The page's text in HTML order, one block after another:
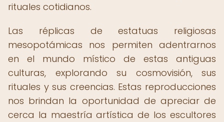
rituales cotidianos.
Las réplicas de estatuas religiosas
mesopotámicas nos permiten adentrarnos
en el mundo místico de estas antiguas
culturas, explorando su cosmovisión, sus
rituales y sus creencias. Estas reproducciones
nos brindan la oportunidad de apreciar de
cerca la maestría artística de los escultores